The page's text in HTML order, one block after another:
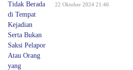
Saksi Peristiwa dan Tidak
22 Oktober 2024 21:46